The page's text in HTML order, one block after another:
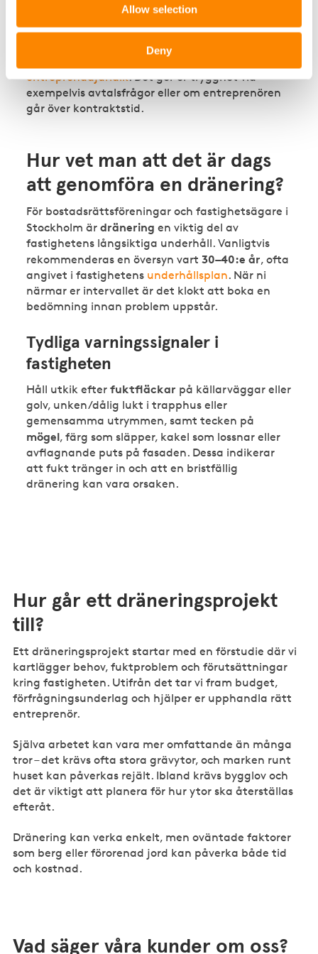
Allow selection
Deny
föreskrifter, hantera hinderanmälningar och
bedöma om arbetet ska godkännas.Vid mer
avancerade juridiska frågor
fastighetsjurister – experter på just
entreprenadjuridik. Det ger er trygghet vid
exempelvis avtalsfrågor eller om entreprenören
går över kontraktstid.
Hur vet man att det är dags
att genomföra en dränering?
För bostadsrättsföreningar och fastighetsägare i
Stockholm är dränering en viktig del av
fastighetens långsiktiga underhåll. Vanligtvis
rekommenderas en översyn vart 30–40:e år, ofta
angivet i fastighetens underhållsplan. När ni
närmar er intervallet är det klokt att boka en
bedömning innan problem uppstår.
Tydliga varningssignaler i
fastigheten
Håll utkik efter fuktfläckar på källarväggar eller
golv, unken/dålig lukt i trapphus eller
gemensamma utrymmen, samt tecken på
mögel, färg som släpper, kakel som lossnar eller
avflagnande puts på fasaden. Dessa indikerar
att fukt tränger in och att en bristfällig
dränering kan vara orsaken.
Hur går ett dräneringsprojekt
till?
Ett dräneringsprojekt startar med en förstudie där vi
kartlägger behov, fuktproblem och förutsättningar
kring fastigheten. Utifrån det tar vi fram budget,
förfrågningsunderlag och hjälper er upphandla rätt
entreprenör.
Själva arbetet kan vara mer omfattande än många
tror – det krävs ofta stora grävytor, och marken runt
huset kan påverkas rejält. Ibland krävs bygglov och
det är viktigt att planera för hur ytor ska återställas
efteråt.
Dränering kan verka enkelt, men oväntade faktorer
som berg eller förorenad jord kan påverka både tid
och kostnad.
Vad säger våra kunder om oss?